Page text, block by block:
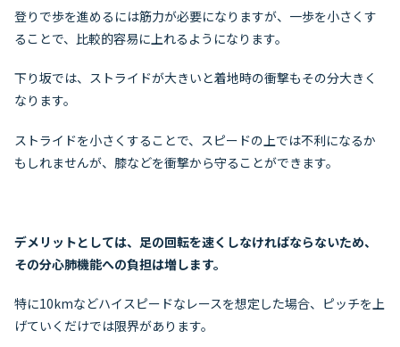
登りで歩を進めるには筋力が必要になりますが、一歩を小さくす
ることで、比較的容易に上れるようになります。
下り坂では、ストライドが大きいと着地時の衝撃もその分大きく
なります。
ストライドを小さくすることで、スピードの上では不利になるか
もしれませんが、膝などを衝撃から守ることができます。
デメリットとしては、足の回転を速くしなければならないため、
その分心肺機能への負担は増します。
特に10kmなどハイスピードなレースを想定した場合、ピッチを上
げていくだけでは限界があります。